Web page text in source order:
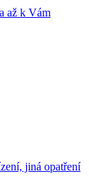
až k Vám
jiná opatření